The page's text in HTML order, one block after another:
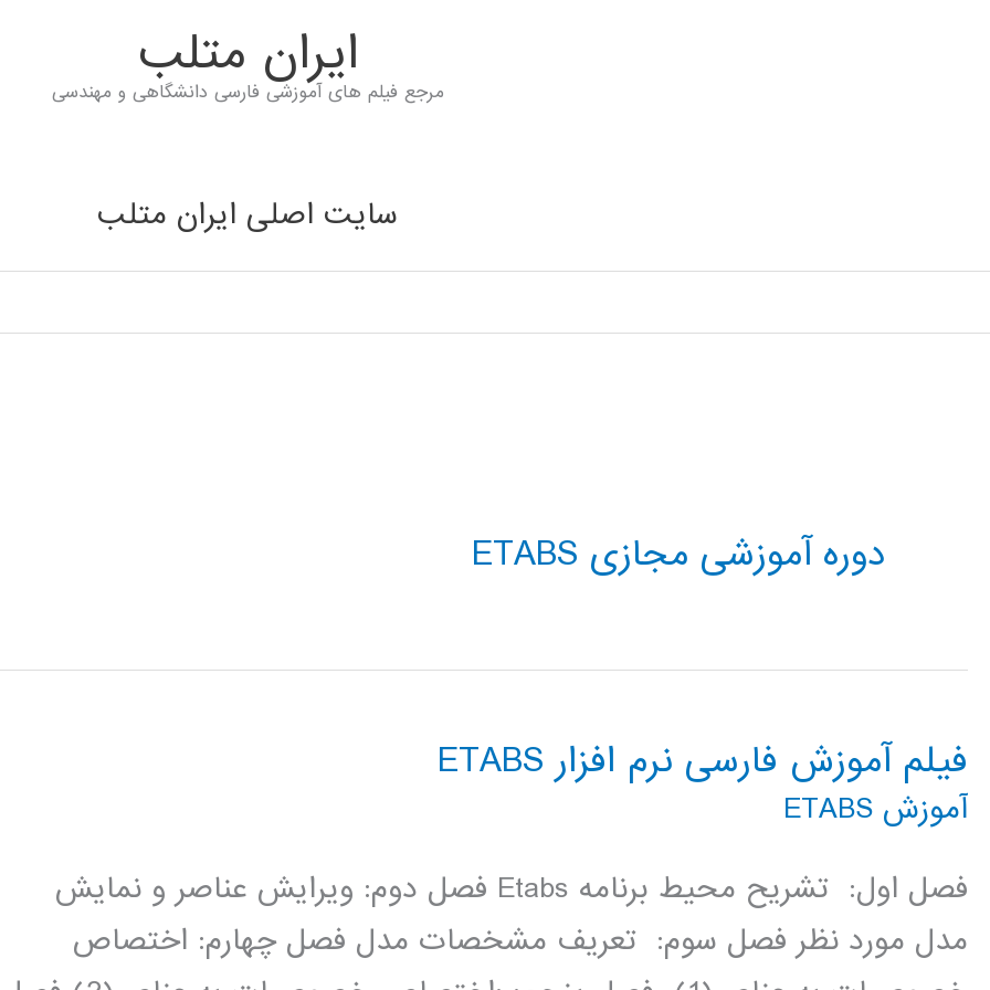
ايران متلب
مرجع فیلم های آموزشی فارسی دانشگاهی و مهندسی
سایت اصلی ایران متلب
دوره آموزشی مجازی ETABS
فیلم آموزش فارسی نرم افزار ETABS
آموزش ETABS
فصل اول: تشریح محیط برنامه Etabs فصل دوم: ویرایش عناصر و نمایش
مدل مورد نظر فصل سوم: تعریف مشخصات مدل فصل چهارم: اختصاص